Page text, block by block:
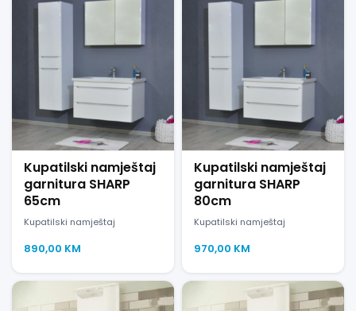
Kupatilski namještaj
garnitura SHARP
65cm
Kupatilski namještaj
890,00 KM
Kupatilski namještaj
garnitura SHARP
80cm
Kupatilski namještaj
970,00 KM